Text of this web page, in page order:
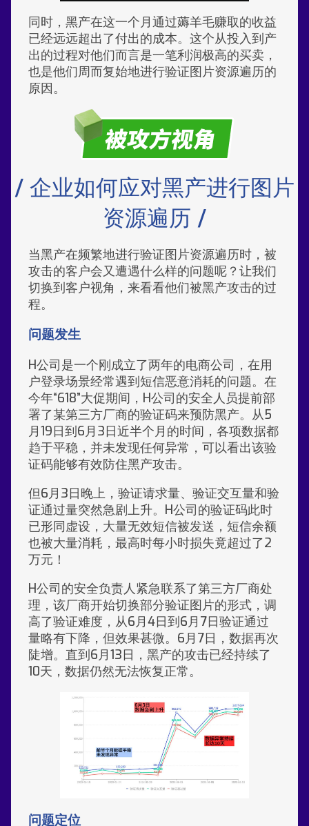
同时，黑产在这一个月通过薅羊毛赚取的收益
已经远远超出了付出的成本。这个从投入到产
出的过程对他们而言是一笔利润极高的买卖，
也是他们周而复始地进行验证图片资源遍历的
原因。
/ 企业如何应对黑产进行图片
资源遍历 /
当黑产在频繁地进行验证图片资源遍历时，被
攻击的客户会又遭遇什么样的问题呢？让我们
切换到客户视角，来看看他们被黑产攻击的过
程。
问题发生
H公司是一个刚成立了两年的电商公司，在用
户登录场景经常遇到短信恶意消耗的问题。在
今年“618”大促期间，H公司的安全人员提前部
署了某第三方厂商的验证码来预防黑产。从5
月19日到6月3日近半个月的时间，各项数据都
趋于平稳，并未发现任何异常，可以看出该验
证码能够有效防住黑产攻击。
但6月3日晚上，验证请求量、验证交互量和验
证通过量突然急剧上升。H公司的验证码此时
已形同虚设，大量无效短信被发送，短信余额
也被大量消耗，最高时每小时损失竟超过了2
万元！
H公司的安全负责人紧急联系了第三方厂商处
理，该厂商开始切换部分验证图片的形式，调
高了验证难度，从6月4日到6月7日验证通过
量略有下降，但效果甚微。6月7日，数据再次
陡增。直到6月13日，黑产的攻击已经持续了
10天，数据仍然无法恢复正常。
问题定位